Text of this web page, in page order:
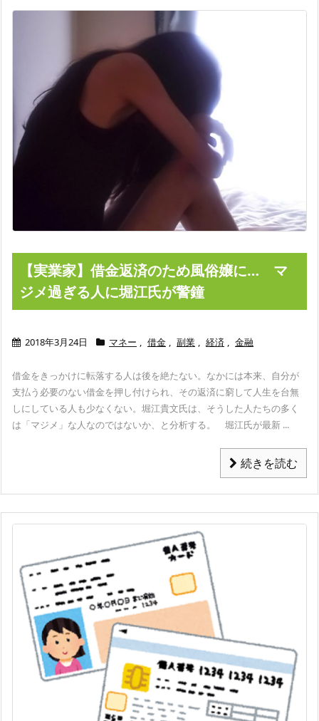
【実業家】借金返済のため風俗嬢に… マ
ジメ過ぎる人に堀江氏が警鐘
2018年3月24日 マネー , 借金 , 副業 , 経済 , 金融
借金をきっかけに転落する人は後を絶たない。なかには本来、自分が
支払う必要のない借金を押し付けられ、その返済に窮して人生を台無
しにしている人も少なくない。堀江貴文氏は、そうした人たちの多く
は「マジメ」な人なのではないか、と分析する。
堀江氏が最新 ...
続きを読む